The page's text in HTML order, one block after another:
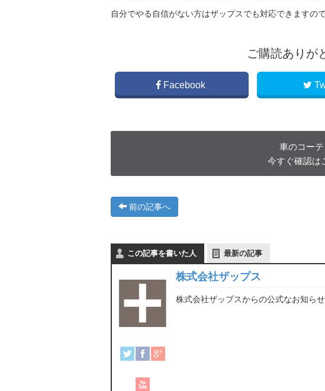
自分でやる自信がない方はザップスでも対応できますの
ご購読ありが
Facebook
車のコー
今すぐ確認は
前の記事へ
この記事を書いた人 最新の記事
株式会社ザップス
株式会社ザップスからの公式なお知ら